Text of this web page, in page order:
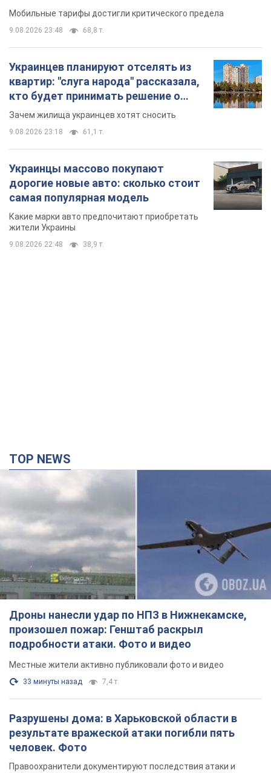
Мобильные тарифы достигли критического предела
9.08.2026 23:48 68,8 т.
Украинцев планируют отселять из
квартир: "слуга народа" рассказала,
кто будет принимать решение о
сносе домов
Зачем жилища украинцев хотят сносить
9.08.2026 23:18 61,1 т.
Украинцы массово покупают
дорогие новые авто: сколько стоит
самая популярная модель
Какие марки авто предпочитают приобретать
жители Украины
9.08.2026 22:48 38,9 т.
TOP NEWS
Дроны нанесли удар по НПЗ в Нижнекамске,
произошел пожар: Генштаб раскрыл
подробности атаки. Фото и видео
Местные жители активно публиковали фото и видео
33 минуты назад 7,4 т.
Разрушены дома: в Харьковской области в
результате вражеской атаки погибли пять
человек. Фото
Правоохранители документируют последствия атаки и